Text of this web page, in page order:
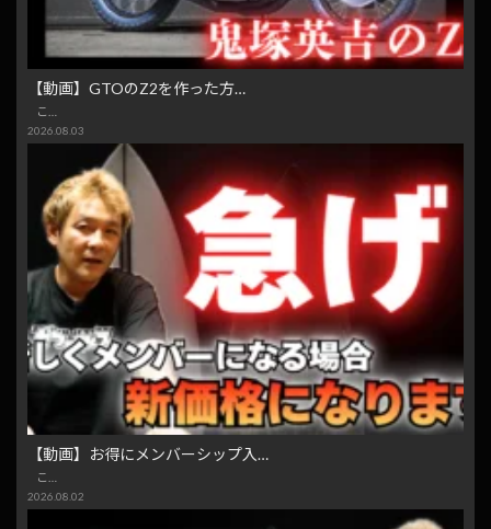
【動画】GTOのZ2を作った方…
こ…
2026.08.03
【動画】お得にメンバーシップ入…
こ…
2026.08.02